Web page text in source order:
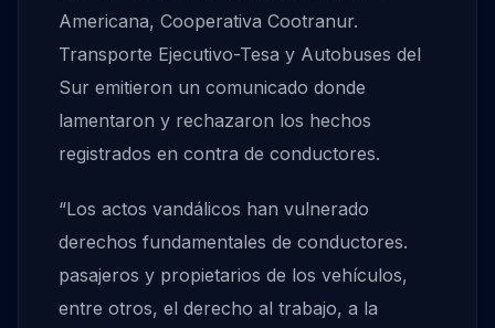
Americana, Cooperativa Cootranur.
Transporte Ejecutivo-Tesa y Autobuses del
Sur emitieron un comunicado donde
lamentaron y rechazaron los hechos
registrados en contra de conductores.
“Los actos vandálicos han vulnerado
derechos fundamentales de conductores.
pasajeros y propietarios de los vehículos,
entre otros, el derecho al trabajo, a la